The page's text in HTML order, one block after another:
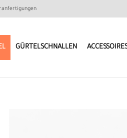
GÜRTELSCHNALLEN